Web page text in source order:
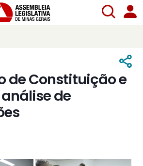
de Constituição e
de